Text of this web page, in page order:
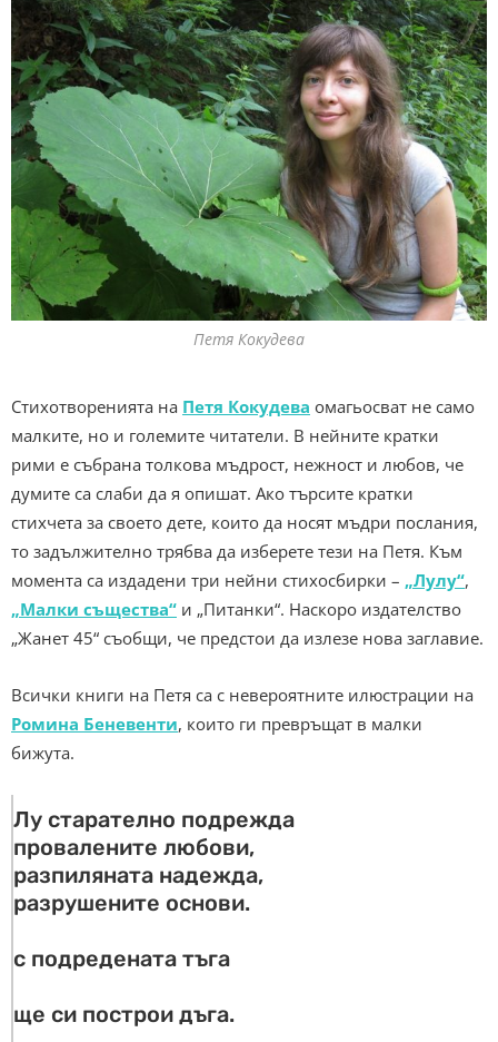
Петя Кокудева
Стихотворенията на Петя Кокудева омагьосват не само
малките, но и големите читатели. В нейните кратки
рими е събрана толкова мъдрост, нежност и любов, че
думите са слаби да я опишат. Ако търсите кратки
стихчета за своето дете, които да носят мъдри послания,
то задължително трябва да изберете тези на Петя. Към
момента са издадени три нейни стихосбирки – „Лулу“,
„Малки същества“ и „Питанки“. Наскоро издателство
„Жанет 45“ съобщи, че предстои да излезе нова заглавие.
Всички книги на Петя са с невероятните илюстрации на
Ромина Беневенти, които ги превръщат в малки
бижута.
Лу старателно подрежда
провалените любови,
разпиляната надежда,
разрушените основи.
с подредената тъга
ще си построи дъга.